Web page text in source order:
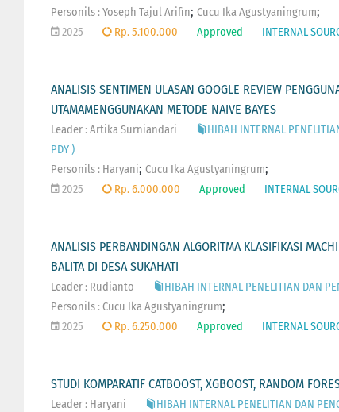
Personils :Yoseph Tajul Arifin; Cucu Ika Agustyaningrum;
2025 Rp. 5.100.000 Approved INTERNAL
ANALISIS SENTIMEN ULASAN GOOGLE REVIEW
UTAMAMENGGUNAKAN METODE NAIVE BAYES
Leader : Artika Surniandari
HIBAH INTERNAL
PDY )
Personils : Haryani; Cucu Ika Agustyaningrum;
2025 Rp. 6.000.000 Approved INTERNAL
ANALISIS PERBANDINGAN ALGORITMA KLASIFIKASI
BALITA DI DESA SUKAHATI
Leader : Rudianto
HIBAH INTERNAL PENELITIAN DAN
Personils :Cucu Ika Agustyaningrum;
2025 Rp. 6.250.000 Approved INTERNAL
STUDI KOMPARATIF CATBOOST, XGBOOST, RANDOM
Leader : Haryani
HIBAH INTERNAL PENELITIAN DAN